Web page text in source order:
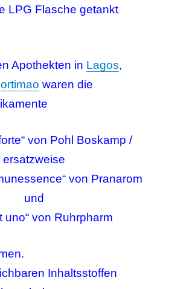
LPG Flasche getankt
Apothekten in Lagos,
waren die
von Pohl Boskamp /
ersatzweise
“ von Pranarom
und
uno“ von Ruhrpharm
Inhaltsstoffen